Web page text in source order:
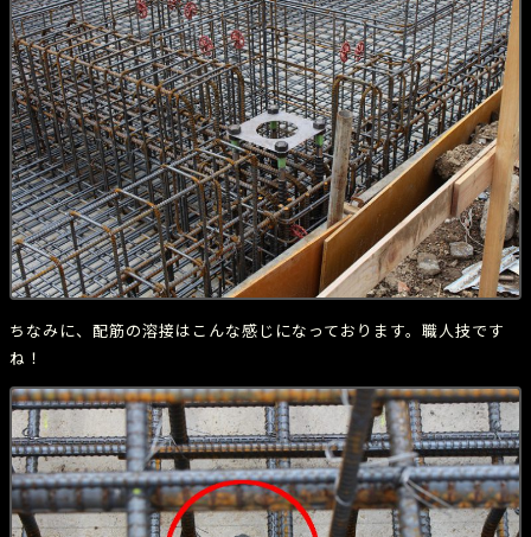
ちなみに、配筋の溶接はこんな感じになっております。職人技です
ね！